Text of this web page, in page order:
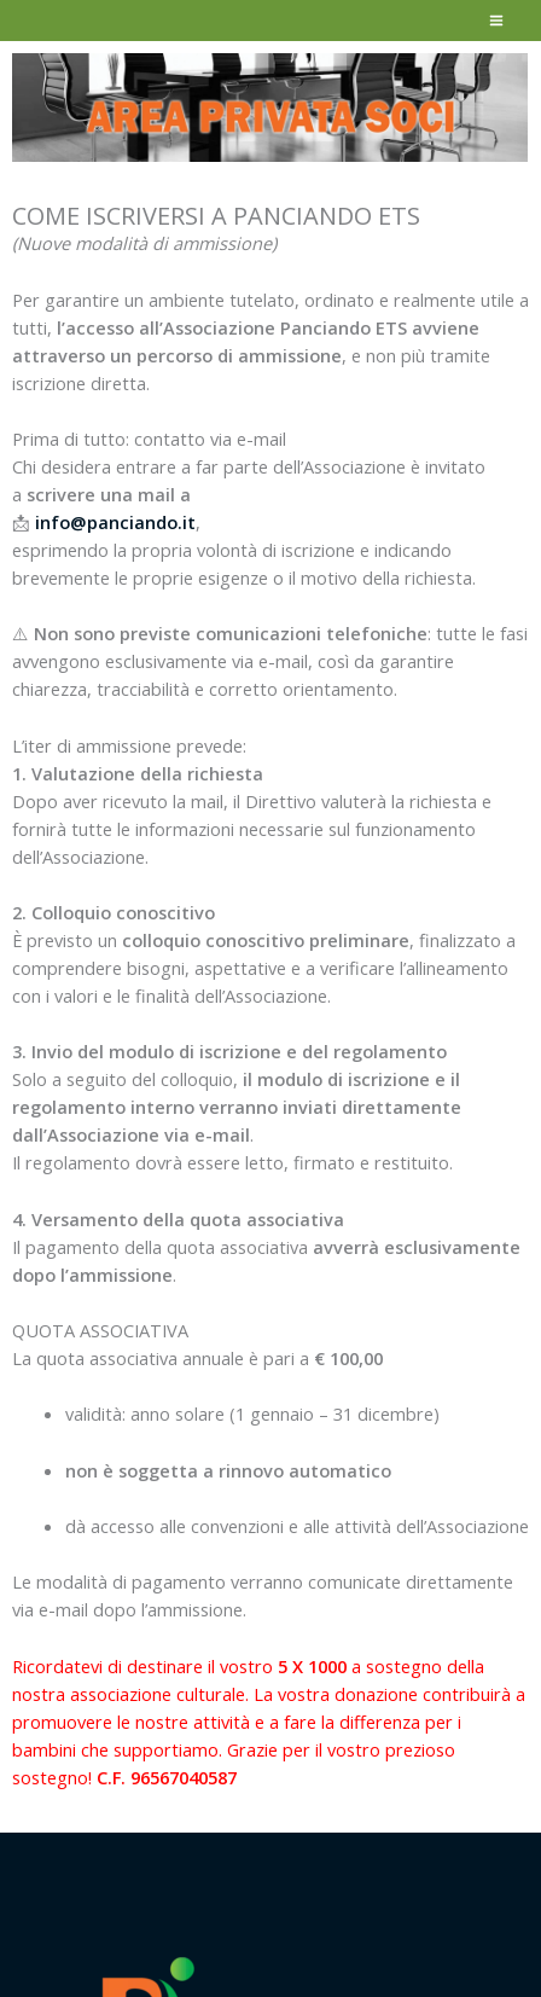
al
contenuto
COME ISCRIVERSI A PANCIANDO ETS
(Nuove modalità di ammissione)
Per garantire un ambiente tutelato, ordinato e realmente utile a
tutti, l’accesso all’Associazione Panciando ETS avviene
attraverso un percorso di ammissione, e non più tramite
iscrizione diretta.
Prima di tutto: contatto via e-mail
Chi desidera entrare a far parte dell’Associazione è invitato
a scrivere una mail a
📩 info@panciando.it,
esprimendo la propria volontà di iscrizione e indicando
brevemente le proprie esigenze o il motivo della richiesta.
⚠️ Non sono previste comunicazioni telefoniche: tutte le fasi
avvengono esclusivamente via e-mail, così da garantire
chiarezza, tracciabilità e corretto orientamento.
L’iter di ammissione prevede:
1. Valutazione della richiesta
Dopo aver ricevuto la mail, il Direttivo valuterà la richiesta e
fornirà tutte le informazioni necessarie sul funzionamento
dell’Associazione.
2. Colloquio conoscitivo
È previsto un colloquio conoscitivo preliminare, finalizzato a
comprendere bisogni, aspettative e a verificare l’allineamento
con i valori e le finalità dell’Associazione.
3. Invio del modulo di iscrizione e del regolamento
Solo a seguito del colloquio, il modulo di iscrizione e il
regolamento interno verranno inviati direttamente
dall’Associazione via e-mail.
Il regolamento dovrà essere letto, firmato e restituito.
4. Versamento della quota associativa
Il pagamento della quota associativa avverrà esclusivamente
dopo l’ammissione.
QUOTA ASSOCIATIVA
La quota associativa annuale è pari a € 100,00
validità: anno solare (1 gennaio – 31 dicembre)
non è soggetta a rinnovo automatico
dà accesso alle convenzioni e alle attività dell’Associazione
Le modalità di pagamento verranno comunicate direttamente
via e-mail dopo l’ammissione.
Ricordatevi di destinare il vostro 5 X 1000 a sostegno della
nostra associazione culturale. La vostra donazione contribuirà a
promuovere le nostre attività e a fare la differenza per i
bambini che supportiamo. Grazie per il vostro prezioso
sostegno! C.F. 96567040587